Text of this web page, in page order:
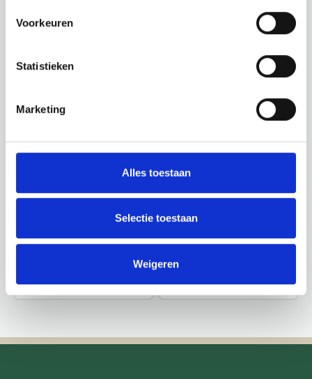
Voorkeuren
Statistieken
Marketing
Alles toestaan
Selectie toestaan
Weigeren